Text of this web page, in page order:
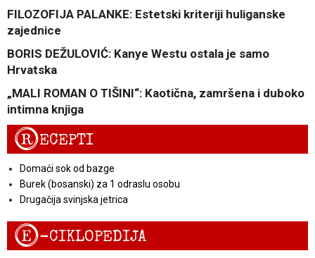
FILOZOFIJA PALANKE: Estetski kriteriji huliganske
zajednice
BORIS DEŽULOVIĆ: Kanye Westu ostala je samo
Hrvatska
„MALI ROMAN O TIŠINI“: Kaotična, zamršena i duboko
intimna knjiga
RECEPTI
Domaći sok od bazge
Burek (bosanski) za 1 odraslu osobu
Drugačija svinjska jetrica
E-CIKLOPEDIJA